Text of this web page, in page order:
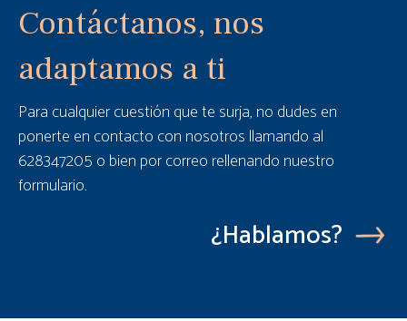
Contáctanos, nos
adaptamos a ti
Para cualquier cuestión que te surja, no dudes en
ponerte en contacto con nosotros llamando al
628347205 o bien por correo rellenando nuestro
formulario.
¿Hablamos?